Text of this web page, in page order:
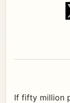
If fifty million